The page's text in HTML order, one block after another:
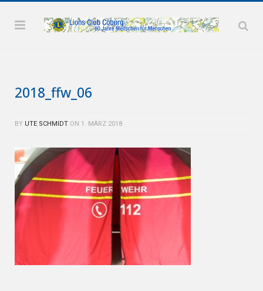
2018_ffw_06
BY UTE SCHMIDT ON 1. MÄRZ 2018